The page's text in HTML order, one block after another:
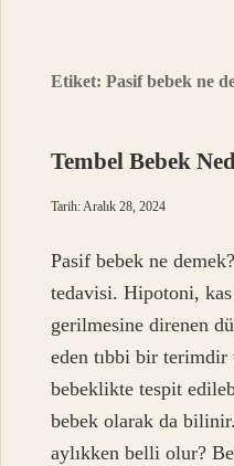
Etiket:Pasif bebek ne
Tembel Bebek
Tarih: Aralık 28, 2024
Pasif bebek ne
tedavisi. Hipotoni, kas
gerilmesine direnen
eden tıbbi bir terimdir
bebeklikte tespit
bebek olarak da
aylıkken belli olur?